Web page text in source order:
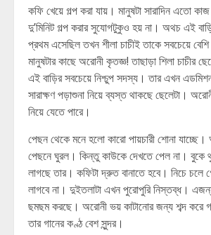
কফি খেয়ে গল্প করা যায়। মানুষটা সারাদিন এতো
দু’মিনিট গল্প করার সুযোগটুকুও হয় না। অথচ এই
প্রথম এসেছিল তখন শীলা চাচীই তাকে সবচেয়ে বেশি
মানুষটার কাছে অরোনী কৃতজ্ঞ! তাছাড়া শিলা চাচীর
এই বাড়ির সবচেয়ে নিশ্চুপ সদস্য। তার এখন
সারাক্ষণ পড়াশুনা নিয়ে ব্যস্ত থাকছে ছেলেটা।
নিয়ে যেতে পারে।
পেছন থেকে মনে হলো কারো পায়চারী শোনা যাচ্ছে।
পেছনে ঘুরল। কিন্তু কাউকে দেখতে পেল না। বুকে
লাগছে তার। কফিটা দ্রুত বানাতে হবে। নিচে চলে
লাগবে না। দুইতলাটা এখন পুরোপুরি নিস্তব্ধ।
ছমছম করছে। অরোনী ভয় কাটানোর জন্য শব্দ করে
তার গানের কণ্ঠ বেশ সুন্দর।